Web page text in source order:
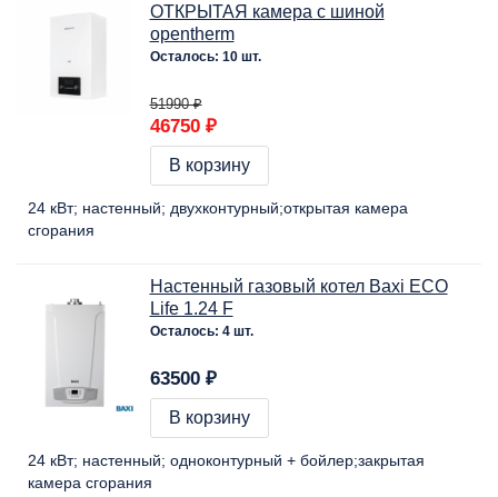
ОТКРЫТАЯ камера с шиной
opentherm
Осталось: 10 шт.
51990 ₽
46750 ₽
В корзину
24 кВт настенный двухконтурный открытая камера
сгорания
Настенный газовый котел Baxi ECO
Life 1.24 F
Осталось: 4 шт.
63500 ₽
В корзину
24 кВт настенный одноконтурный + бойлер закрытая
камера сгорания